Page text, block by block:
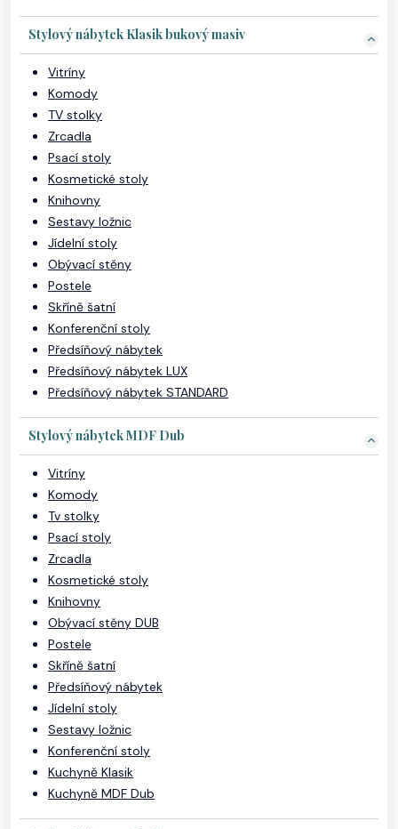
Stylový nábytek Klasik bukový masiv
Vitríny
Komody
TV stolky
Zrcadla
Psací stoly
Kosmetické stoly
Knihovny
Sestavy ložnic
Jídelní stoly
Obývací stěny
Postele
Skříně šatní
Konferenční stoly
Předsíňový nábytek
Předsíňový nábytek LUX
Předsíňový nábytek STANDARD
Stylový nábytek MDF Dub
Vitríny
Komody
Tv stolky
Psací stoly
Zrcadla
Kosmetické stoly
Knihovny
Obývací stěny DUB
Postele
Skříně šatní
Předsíňový nábytek
Jídelní stoly
Sestavy ložnic
Konferenční stoly
Kuchyně Klasik
Kuchyně MDF Dub